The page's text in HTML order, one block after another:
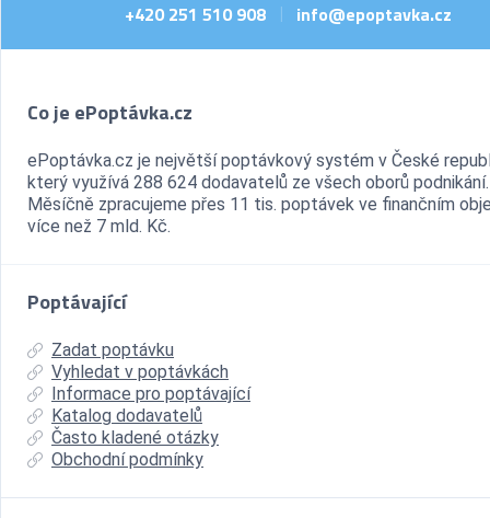
+420 251 510 908 info@epoptavka.cz
Co je ePoptávka.cz
ePoptávka.cz je největší poptávkový systém v České
který využívá 288 624 dodavatelů ze všech oborů podnikání.
Měsíčně zpracujeme přes 11 tis. poptávek ve finančním
více než 7 mld. Kč.
Poptávající
Zadat poptávku
Vyhledat v poptávkách
Informace pro poptávající
Katalog dodavatelů
Často kladené otázky
Obchodní podmínky